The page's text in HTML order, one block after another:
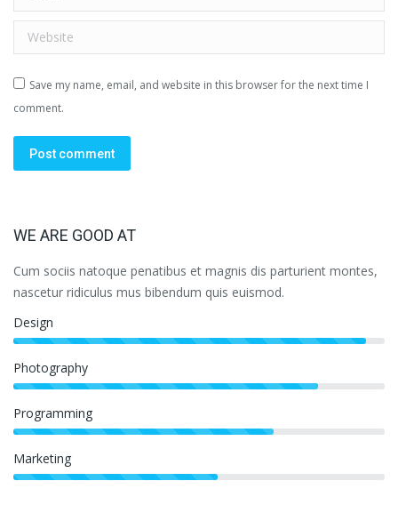
Website
Save my name, email, and website in this browser for the next time I
comment.
Post comment
WE ARE GOOD AT
Cum sociis natoque penatibus et magnis dis parturient montes,
nascetur ridiculus mus bibendum quis euismod.
Design
Photography
Programming
Marketing